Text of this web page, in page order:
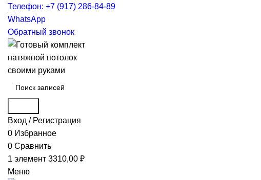
Телефон: +7 (917) 286-84-89
WhatsApp
Обратный звонок
Вход / Регистрация
0 Избранное
0 Сравнить
1 элемент 3310,00 ₽
Меню